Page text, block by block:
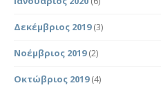
Δεκέμβριος 2019(3)
Νοέμβριος 2019(2)
Οκτώβριος 2019(4)